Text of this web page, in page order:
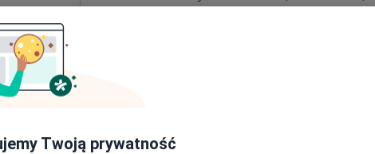
10 Sie 11 Sie 12 Sie 13 Sie
Twoją prywatność